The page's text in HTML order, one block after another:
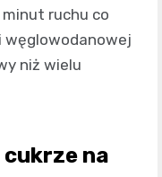
minut ruchu co
węglowodanowej
niż wielu
na